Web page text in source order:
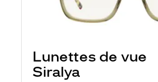
Lunettes de vue
Siralya